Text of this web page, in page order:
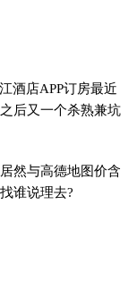
酒店APP订房最近
后又一个杀熟兼坑
然与高德地图价含
谁说理去?